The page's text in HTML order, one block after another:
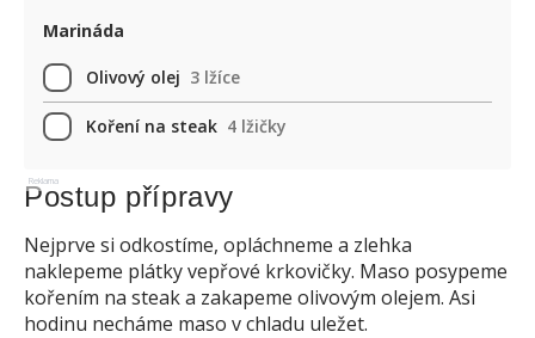
Marináda
Olivový olej 3 lžíce
Koření na steak 4 lžičky
Reklama
Postup přípravy
Nejprve si odkostíme, opláchneme a zlehka
naklepeme plátky vepřové krkovičky. Maso posypeme
kořením na steak a zakapeme olivovým olejem. Asi
hodinu necháme maso v chladu uležet.